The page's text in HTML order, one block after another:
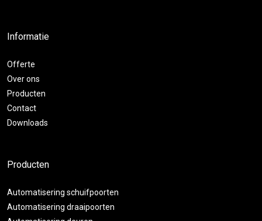
Informatie
Offerte
Over ons
Producten
Contact
Downloads
Producten
Automatisering schuifpoorten
Automatisering draaipoorten